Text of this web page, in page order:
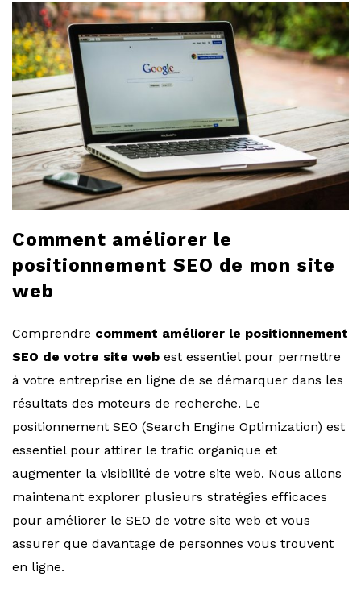
r
l
o
b
l
o
g
Comment améliorer le
positionnement SEO de mon site
web
Comprendre comment améliorer le positionnement
SEO de votre site web est essentiel pour permettre
à votre entreprise en ligne de se démarquer dans les
résultats des moteurs de recherche. Le
positionnement SEO (Search Engine Optimization) est
essentiel pour attirer le trafic organique et
augmenter la visibilité de votre site web. Nous allons
maintenant explorer plusieurs stratégies efficaces
pour améliorer le SEO de votre site web et vous
assurer que davantage de personnes vous trouvent
en ligne.